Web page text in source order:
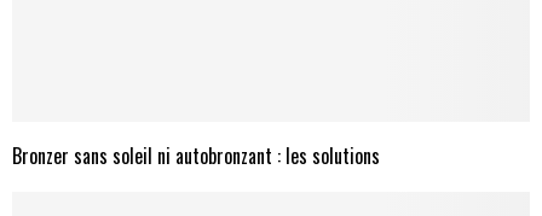
Bronzer sans soleil ni autobronzant : les solutions